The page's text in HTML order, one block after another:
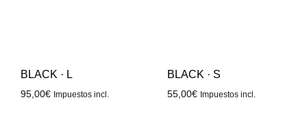
BLACK · L
95,00€ Impuestos incl.
BLACK · S
55,00€ Impuestos incl.